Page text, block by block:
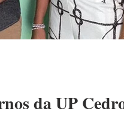
da UP